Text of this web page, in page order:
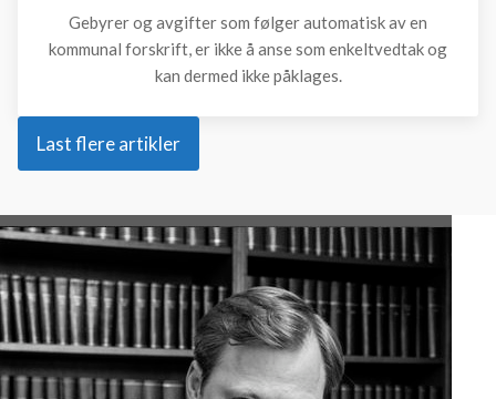
Gebyrer og avgifter som følger automatisk av en
kommunal forskrift, er ikke å anse som enkeltvedtak og
kan dermed ikke påklages.
Last flere artikler